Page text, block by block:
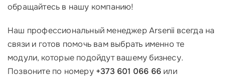
обращайтесь в нашу компанию!
Наш профессиональный менеджер Arsenii всегда на
связи и готов помочь вам выбрать именно те
модули, которые подойдут вашему бизнесу.
Позвоните по номеру +373 601 066 66 или